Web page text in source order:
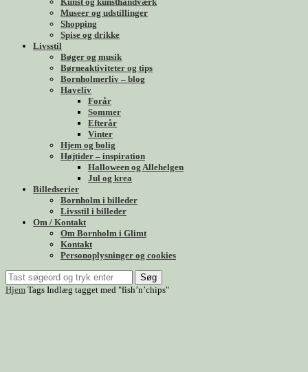
Museer og udstillinger
Shopping
Spise og drikke
Livsstil
Bøger og musik
Børneaktiviteter og tips
Bornholmerliv – blog
Haveliv
Forår
Sommer
Efterår
Vinter
Hjem og bolig
Højtider – inspiration
Halloween og Allehelgen
Jul og krea
Billedserier
Bornholm i billeder
Livsstil i billeder
Om / Kontakt
Om Bornholm i Glimt
Kontakt
Personoplysninger og cookies
Søg
Hjem Tags Indlæg tagget med "fish’n’chips"